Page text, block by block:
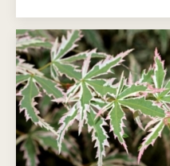
Алыча
Апельсины
Барбарис
Вишня
Гранат